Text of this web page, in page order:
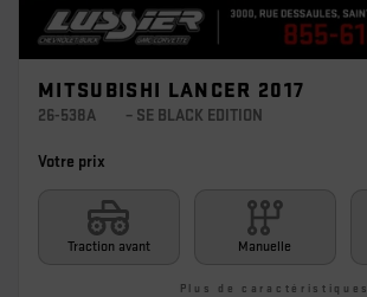
MITSUBISHI LANCER 2017
26-538A – SE BLACK EDITION
Votre prix
Traction avant Manuelle
Plus de caractéristiques